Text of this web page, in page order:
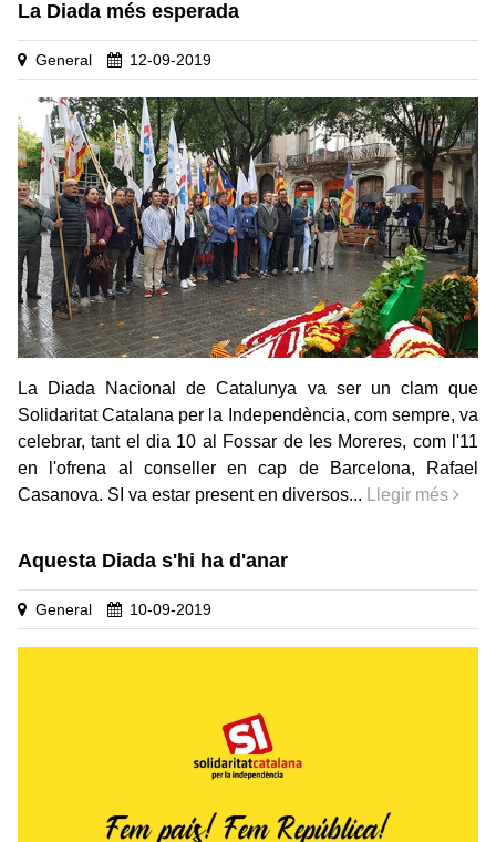
La Diada més esperada
General 12-09-2019
La Diada Nacional de Catalunya va ser un clam que
Solidaritat Catalana per la Independència, com sempre, va
celebrar, tant el dia 10 al Fossar de les Moreres, com l'11
en l'ofrena al conseller en cap de Barcelona, Rafael
Casanova. SI va estar present en diversos...
Llegir més
Aquesta Diada s'hi ha d'anar
General 10-09-2019